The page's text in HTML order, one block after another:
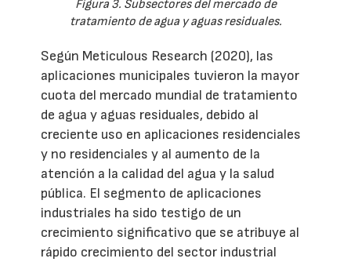
Figura 3. Subsectores del mercado de
tratamiento de agua y aguas residuales.
Según Meticulous Research (2020), las
aplicaciones municipales tuvieron la mayor
cuota del mercado mundial de tratamiento
de agua y aguas residuales, debido al
creciente uso en aplicaciones residenciales
y no residenciales y al aumento de la
atención a la calidad del agua y la salud
pública. El segmento de aplicaciones
industriales ha sido testigo de un
crecimiento significativo que se atribuye al
rápido crecimiento del sector industrial